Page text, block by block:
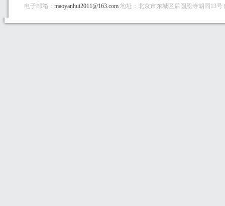
电子邮箱： maoyanhui2011@163.com 地址：北京市东城区后圆恩寺胡同13号